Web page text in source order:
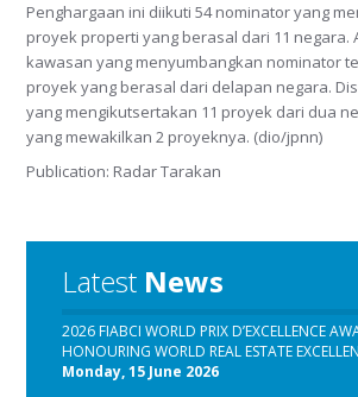
Penghargaan ini diikuti 54 nominator yang
proyek properti yang berasal dari 11 negara.
kawasan yang menyumbangkan nominator
proyek yang berasal dari delapan negara.
yang mengikutsertakan 11 proyek dari dua
yang mewakilkan 2 proyeknya. (dio/jpnn)
Publication: Radar Tarakan
Latest News
2026 FIABCI WORLD PRIX D’EXCELLENCE
HONOURING WORLD REAL ESTATE
Monday, 15 June 2026